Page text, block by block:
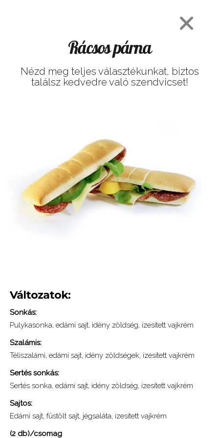
Rácsos párna
Nézd meg teljes választékunkat, biztos
találsz kedvedre való szendvicset!
Változatok:
Sonkás:
Pulykasonka, edámi sajt, idény zöldség, ízesített vajkrém
Szalámis:
Téliszalámi, edámi sajt, idény zöldségek, ízesített vajkrém
Sertés sonkás:
Sertés sonka, edámi sajt, idény zöldség, ízesített vajkrém
Sajtos:
Edámi sajt, füstölt sajt, jégsaláta, ízesített vajkrém
(2 db)/csomag